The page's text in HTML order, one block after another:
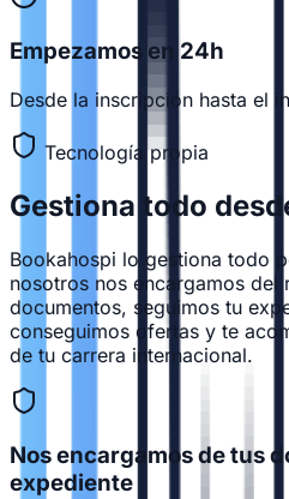
Empezamos en 24h
Desde la inscripción hasta el
Tecnología propia
Gestiona todo
Bookahospi lo gestiona todo
nosotros nos encargamos del
documentos, seguimos tu
conseguimos ofertas y te
de tu carrera internacional.
Nos encargamos de tus
expediente